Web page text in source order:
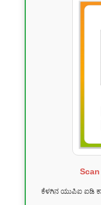
ಕೆಳಗಿನ ಯುಪಿಐ ಐಡಿ